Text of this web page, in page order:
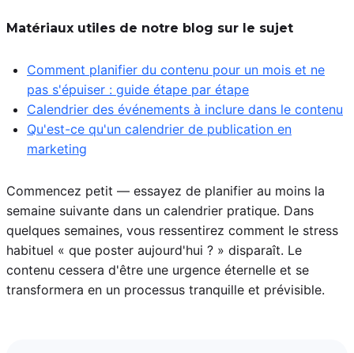
Matériaux utiles de notre blog sur le sujet
Comment planifier du contenu pour un mois et ne
pas s'épuiser : guide étape par étape
Calendrier des événements à inclure dans le contenu
Qu'est-ce qu'un calendrier de publication en
marketing
Commencez petit — essayez de planifier au moins la
semaine suivante dans un calendrier pratique. Dans
quelques semaines, vous ressentirez comment le stress
habituel « que poster aujourd'hui ? » disparaît. Le
contenu cessera d'être une urgence éternelle et se
transformera en un processus tranquille et prévisible.